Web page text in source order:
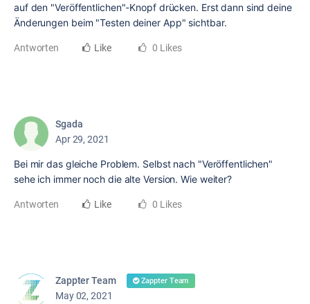
auf den "Veröffentlichen"-Knopf drücken. Erst dann sind deine
Änderungen beim "Testen deiner App" sichtbar.
Antworten Like 0 Likes
Sgada
Apr 29, 2021
Bei mir das gleiche Problem. Selbst nach "Veröffentlichen"
sehe ich immer noch die alte Version. Wie weiter?
Antworten Like 0 Likes
Zappter Team Zappter Team
May 02, 2021